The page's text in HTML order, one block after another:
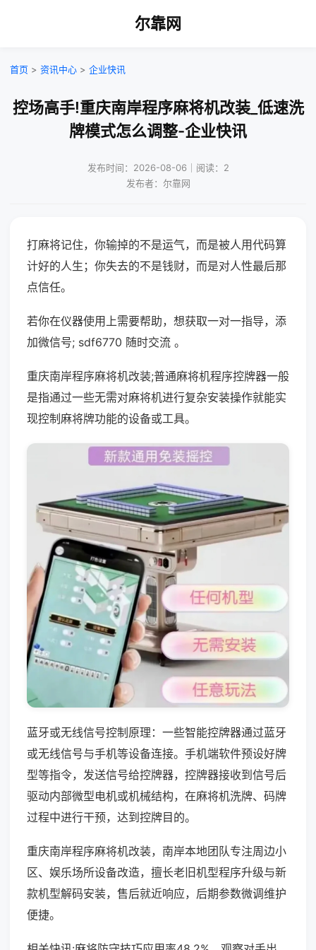
尔靠网
首页 > 资讯中心 > 企业快讯
控场高手!重庆南岸程序麻将机改装_低速洗
牌模式怎么调整-企业快讯
发布时间：2026-08-06｜阅读：2
发布者：尔靠网
打麻将记住，你输掉的不是运气，而是被人用代码算
计好的人生；你失去的不是钱财，而是对人性最后那
点信任。
若你在仪器使用上需要帮助，想获取一对一指导，添
加微信号; sdf6770 随时交流 。
重庆南岸程序麻将机改装;普通麻将机程序控牌器一般
是指通过一些无需对麻将机进行复杂安装操作就能实
现控制麻将牌功能的设备或工具。
蓝牙或无线信号控制原理：一些智能控牌器通过蓝牙
或无线信号与手机等设备连接。手机端软件预设好牌
型等指令，发送信号给控牌器，控牌器接收到信号后
驱动内部微型电机或机械结构，在麻将机洗牌、码牌
过程中进行干预，达到控牌目的。
重庆南岸程序麻将机改装，南岸本地团队专注周边小
区、娱乐场所设备改造，擅长老旧机型程序升级与新
款机型解码安装，售后就近响应，后期参数微调维护
便捷。